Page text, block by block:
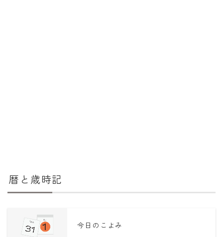
暦と歳時記
今日のこよみ